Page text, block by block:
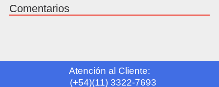
Comentarios
Atención al Cliente:
(+54)(11) 3322-7693